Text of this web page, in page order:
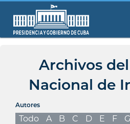
Archivos
Nacional de
Autores
Todo A B C D E F G